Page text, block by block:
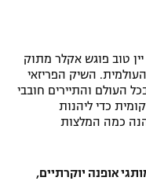
טוב פוגש אקלר מתוק
השיק הפריזאי
העולם והתיירים חובבי
כדי ליהנות
כמה המלצות
אופנה יוקרתיים,